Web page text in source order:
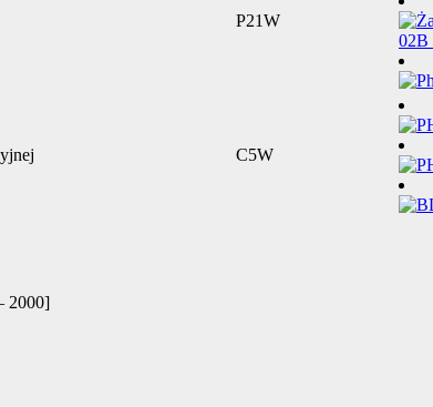
P21W
C5W
2000]